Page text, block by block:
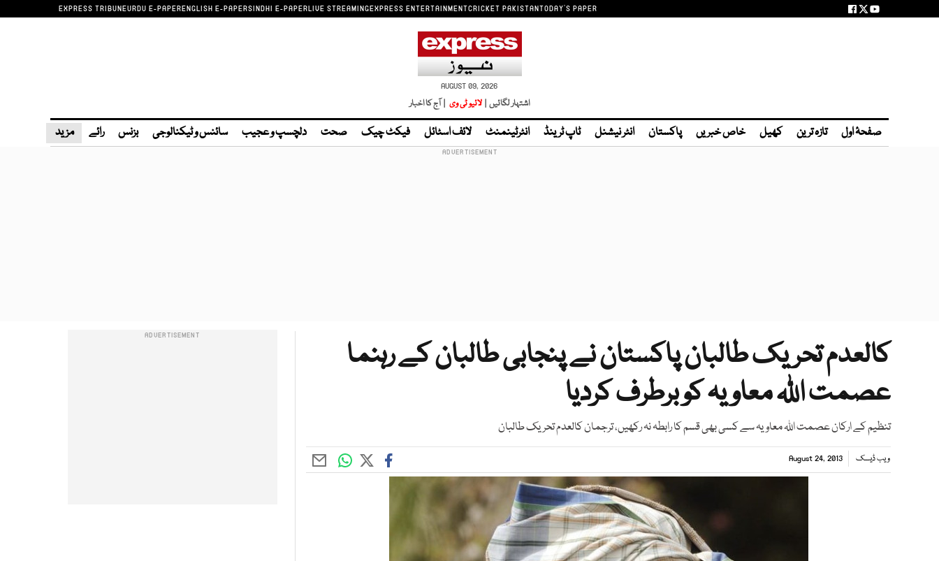
EXPRESS TRIBUNEURDU E-PAPERENGLISH E-PAPERSINDHI E-PAPERLIVE STREAMINGEXPRESS ENTERTAINMENTCRICKET PAKISTANTODAY'S PAPER
AUGUST 09, 2026
اشتہار لگائیں | لائیو ٹی وی | آج کا اخبار
صفحۂ اول تازہ ترین کھیل خاص خبریں پاکستان انٹر نیشنل ٹاپ ٹرینڈ انٹرٹینمنٹ لائف اسٹائل فیکٹ چیک صحت دلچسپ و عجیب سائنس و ٹیکنالوجی بزنس رائے مزید
کالعدم تحریک طالبان پاکستان نے پنجابی طالبان کے رہنما
عصمت اللہ معاویہ کو برطرف کردیا
تنظیم کے ارکان عصمت اللہ معاویہ سے کسی بھی قسم کا رابطہ نہ رکھیں، ترجمان کالعدم تحریک طالبان
ویب ڈیسک August 24, 2013